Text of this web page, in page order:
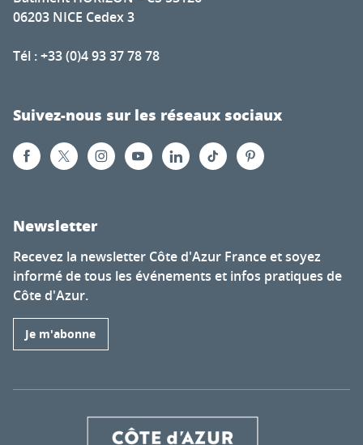
06203 NICE Cedex 3
Tél : +33 (0)4 93 37 78 78
Suivez-nous sur les réseaux sociaux
Newsletter
Recevez la newsletter Côte d'Azur France et soyez
informé de tous les événements et infos pratiques de
Côte d'Azur.
Je m'abonne